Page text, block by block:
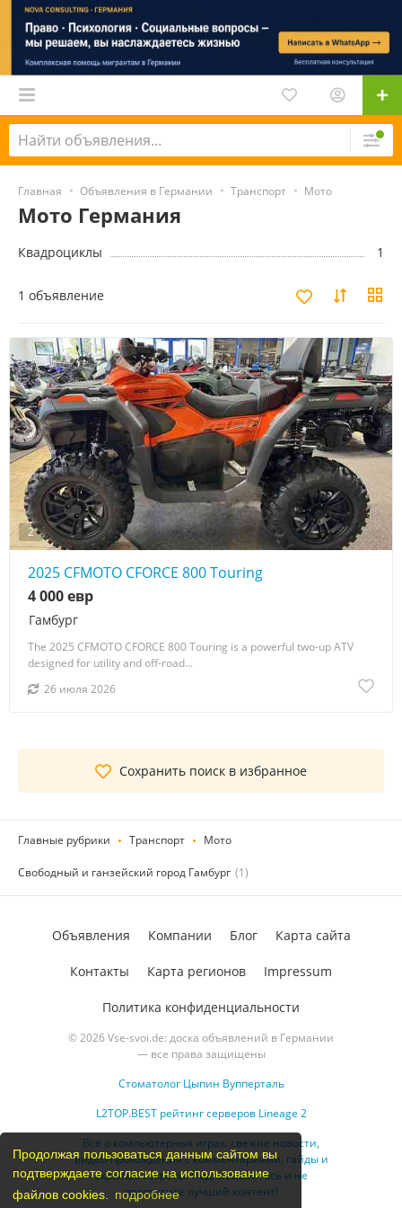
Продолжая пользоваться данным сайтом вы
подтверждаете согласие на использование
файлов cookies.
подробнее
Главная Объявления в Германии Транспорт Мото
Мото Германия
Квадроциклы 1
1 объявление
2
2025 CFMOTO CFORCE 800 Touring
Гамбург
4 000 евр
The 2025 CFMOTO CFORCE 800 Touring is a powerful two-up ATV
designed for utility and off-road...
26 июля 2026
Сохранить поиск в избранное
Главные рубрики Транспорт Мото
Свободный и ганзейский город Гамбург (1)
© 2026 Vse-svoi.de: доска объявлений в Германии
— все права защищены
Стоматолог Цыпин Вупперталь
L2TOP.BEST рейтинг серверов Lineage 2
Всё о компьютерных играх: свежие новости,
видео-прохождения с комментариями, гайды и
скрытые секреты. Подписывайтесь и не
пропустите лучший контент!
Объявления Компании Блог Карта сайта
Контакты Карта регионов Impressum
Политика конфиденциальности